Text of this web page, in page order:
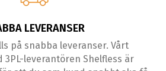
LEVERANSER
på snabba leveranser. Vårt
3PL-leverantören Shelfless är